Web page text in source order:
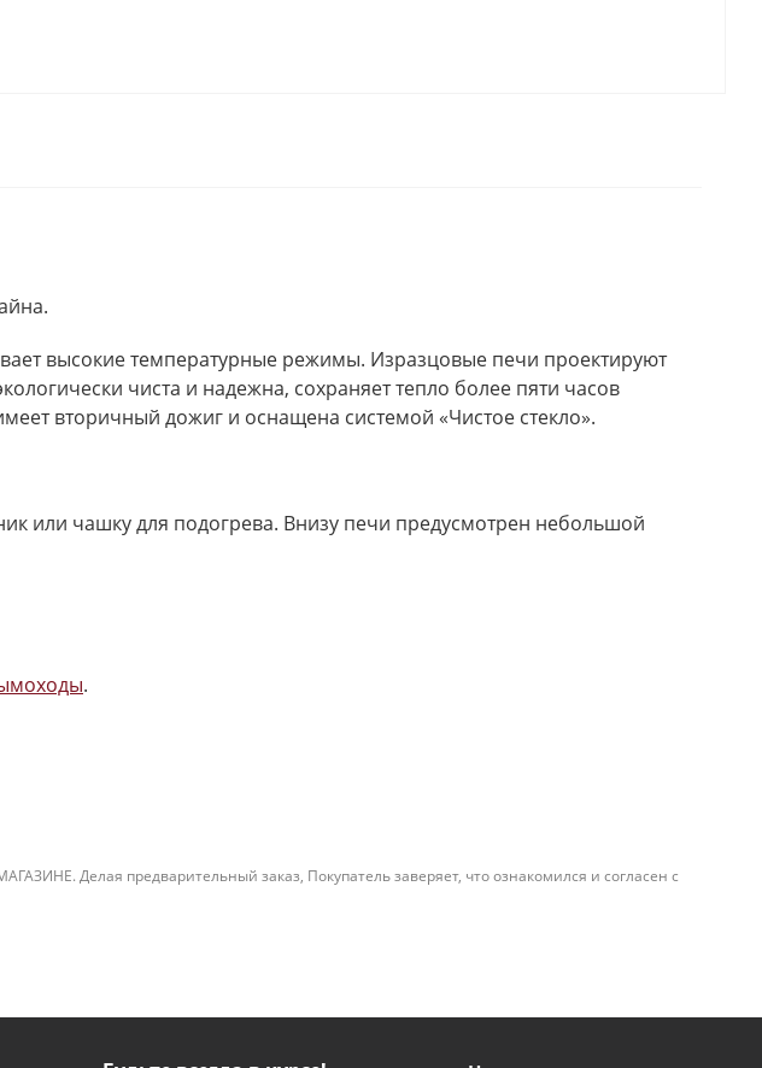
высокие температурные режимы. Изразцовые печи проектируют
чиста и надежна, сохраняет тепло более пяти часов
вторичный дожиг и оснащена системой «Чистое стекло».
или чашку для подогрева. Внизу печи предусмотрен небольшой
.
Делая предварительный заказ, Покупатель заверяет, что ознакомился и согласен с